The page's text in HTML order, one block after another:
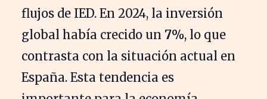
flujos de IED. En 2024, la inversión
global había crecido un 7%, lo que
contrasta con la situación actual en
España. Esta tendencia es